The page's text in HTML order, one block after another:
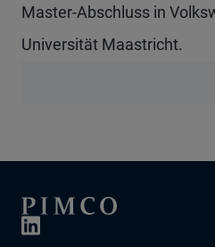
Master-Abschluss in
Universität Maastricht.